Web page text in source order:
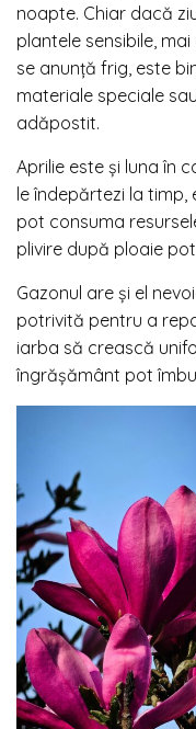
noapte. Chiar dacă
plantele sensibile,
se anunță frig, este
materiale speciale
adăpostit.
Aprilie este și luna în
le îndepărtezi la timp,
pot consuma
plivire după ploaie
Gazonul are și el
potrivită pentru a
iarba să crească
îngrășământ pot